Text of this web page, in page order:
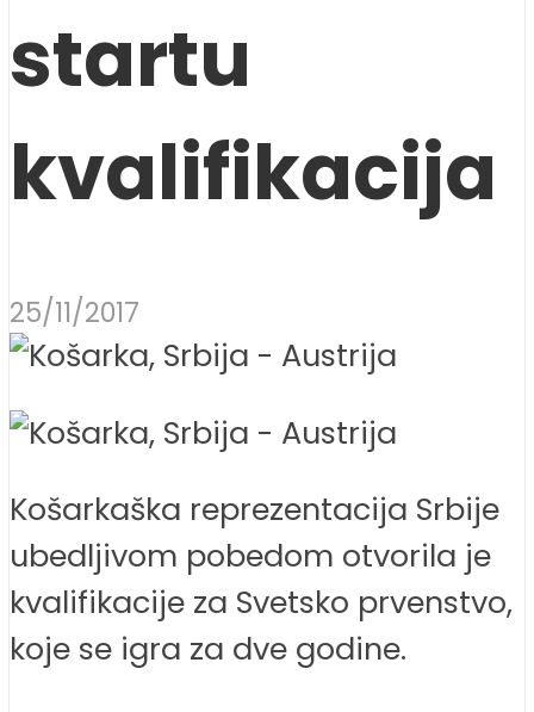
startu
kvalifikacija
25/11/2017
Košarkaška reprezentacija Srbije
ubedljivom pobedom otvorila je
kvalifikacije za Svetsko prvenstvo,
koje se igra za dve godine.